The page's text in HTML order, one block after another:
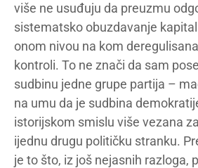
više ne usuđuju da preuzmu
sistematsko obuzdavanje
onom nivou na kom
kontroli. To ne znači da sam
sudbinu jedne grupe partija –
na umu da je sudbina
istorijskom smislu više vezana
ijednu drugu političku stranku.
je to što, iz još nejasnih razloga,